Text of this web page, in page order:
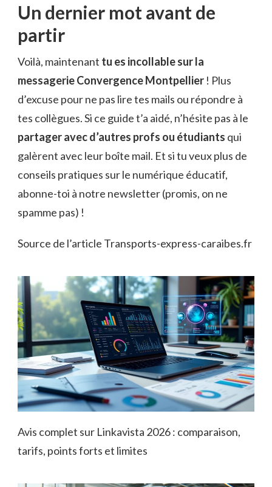
Un dernier mot avant de
partir
Voilà, maintenant tu es incollable sur la
messagerie Convergence Montpellier ! Plus
d’excuse pour ne pas lire tes mails ou répondre à
tes collègues. Si ce guide t’a aidé, n’hésite pas à le
partager avec d’autres profs ou étudiants qui
galèrent avec leur boîte mail. Et si tu veux plus de
conseils pratiques sur le numérique éducatif,
abonne-toi à notre newsletter (promis, on ne
spamme pas) !
Source de l’article Transports-express-caraibes.fr
Avis complet sur Linkavista 2026 : comparaison,
tarifs, points forts et limites